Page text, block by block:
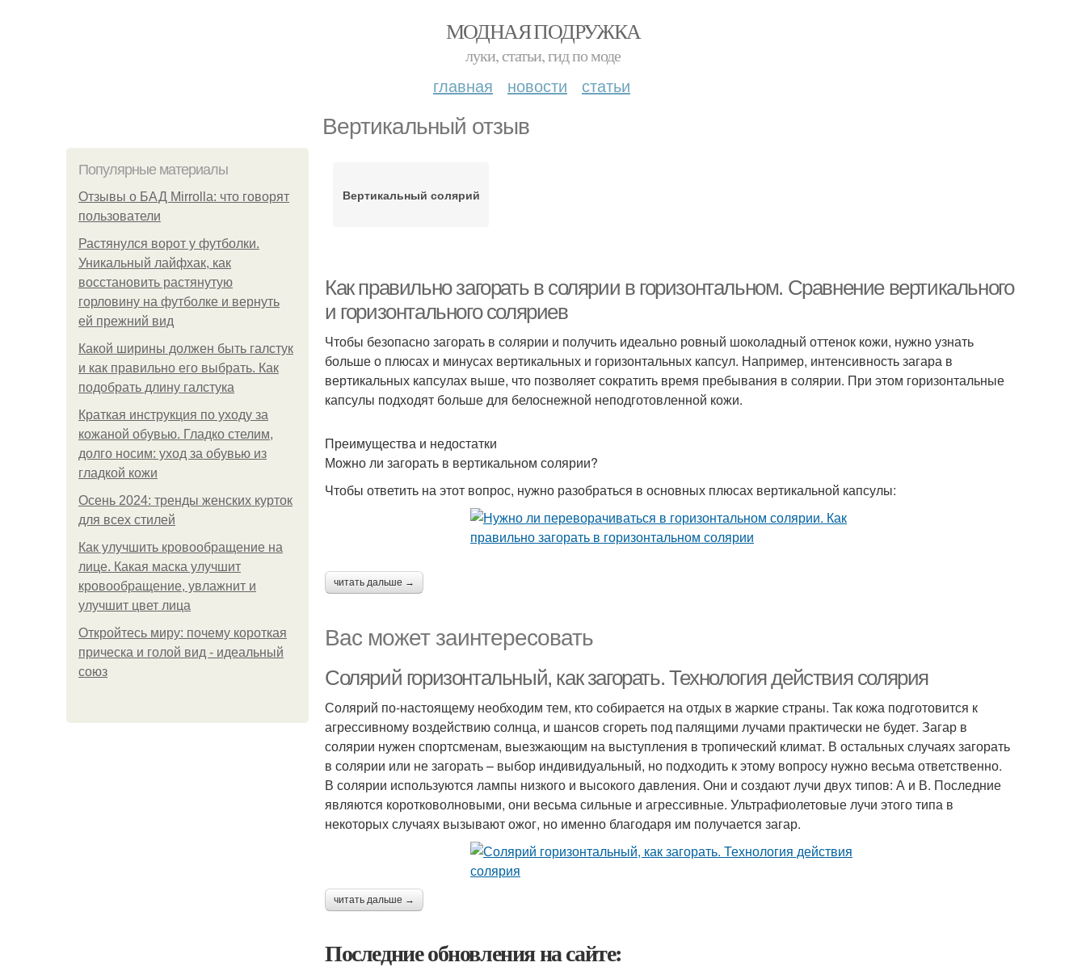
МОДНАЯ ПОДРУЖКА
луки, статьи, гид по моде
главная новости статьи
Вертикальный отзыв
Популярные материалы
Отзывы о БАД Mirrolla: что говорят
пользователи
Растянулся ворот у футболки.
Уникальный лайфхак, как
восстановить растянутую
горловину на футболке и вернуть
ей прежний вид
Какой ширины должен быть галстук
и как правильно его выбрать. Как
подобрать длину галстука
Краткая инструкция по уходу за
кожаной обувью. Гладко стелим,
долго носим: уход за обувью из
гладкой кожи
Осень 2024: тренды женских курток
для всех стилей
Как улучшить кровообращение на
лице. Какая маска улучшит
кровообращение, увлажнит и
улучшит цвет лица
Откройтесь миру: почему короткая
прическа и голой вид - идеальный
союз
Вертикальный солярий
Как правильно загорать в солярии в горизонтальном. Сравнение вертикального
и горизонтального соляриев
Чтобы безопасно загорать в солярии и получить идеально ровный шоколадный оттенок кожи, нужно узнать
больше о плюсах и минусах вертикальных и горизонтальных капсул. Например, интенсивность загара в
вертикальных капсулах выше, что позволяет сократить время пребывания в солярии. При этом горизонтальные
капсулы подходят больше для белоснежной неподготовленной кожи.
Преимущества и недостатки
Можно ли загорать в вертикальном солярии?
Чтобы ответить на этот вопрос, нужно разобраться в основных плюсах вертикальной капсулы:
читать дальше →
Вас может заинтересовать
Солярий горизонтальный, как загорать. Технология действия солярия
Солярий по-настоящему необходим тем, кто собирается на отдых в жаркие страны. Так кожа подготовится к
агрессивному воздействию солнца, и шансов сгореть под палящими лучами практически не будет. Загар в
солярии нужен спортсменам, выезжающим на выступления в тропический климат. В остальных случаях загорать
в солярии или не загорать – выбор индивидуальный, но подходить к этому вопросу нужно весьма ответственно.
В солярии используются лампы низкого и высокого давления. Они и создают лучи двух типов: А и В. Последние
являются коротковолновыми, они весьма сильные и агрессивные. Ультрафиолетовые лучи этого типа в
некоторых случаях вызывают ожог, но именно благодаря им получается загар.
читать дальше →
Последние обновления на сайте: